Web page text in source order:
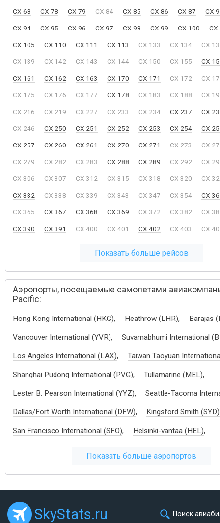
CX 68 CX 78 CX 79 CX 84 CX 85 CX 86 CX 87 CX
CX 94 CX 95 CX 96 CX 97 CX 98 CX 99 CX 100 CX
CX 105 CX 110 CX 111 CX 113 CX 133 CX 134 CX
CX 139 CX 142 CX 143 CX 144 CX 150 CX 155 CX
CX 161 CX 162 CX 163 CX 170 CX 171 CX 172 CX
CX 175 CX 176 CX 177 CX 178 CX 183 CX 188 CX
CX 216 CX 219 CX 227 CX 233 CX 234 CX 237 CX
CX 246 CX 250 CX 251 CX 252 CX 253 CX 254 CX
CX 257 CX 260 CX 261 CX 270 CX 271 CX 273 CX
CX 279 CX 282 CX 283 CX 288 CX 289 CX 292 CX
CX 306 CX 307 CX 312 CX 315 CX 318 CX 320 CX
CX 332 CX 338 CX 339 CX 343 CX 347 CX 354 CX
CX 365 CX 367 CX 368 CX 369 CX 372 CX 382 CX
CX 390 CX 391 CX 400 CX 401 CX 402 CX 403 CX
Показать больше рейсов
Аэропорты, посещаемые самолетами
Pacific:
Hong Kong International (HKG), Heathrow (LHR), Barajas
Vancouver International (YVR), Suvarnabhumi International
Los Angeles International (LAX), Taiwan Taoyuan
Shanghai Pudong International (PVG), Tullamarine (MEL),
Lester B. Pearson International (YYZ), Seattle-Tacoma
Dallas/Fort Worth International (DFW), Kingsford Smith (SYD)
San Francisco International (SFO), Helsinki-vantaa (HEL),
Показать больше аэропортов
SkyStats.ru Поиск